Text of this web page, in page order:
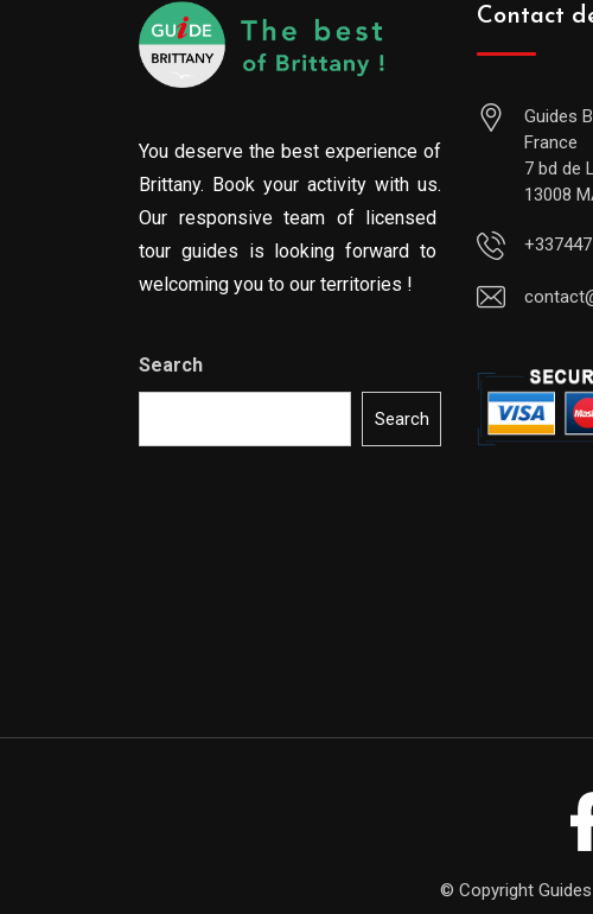
You deserve the best experience of
Brittany. Book your activity with us.
Our responsive team of licensed
tour guides is looking forward to
welcoming you to our territories !
Search
Search
Contact
Guides
France
7 bd de
13008
© Copyright